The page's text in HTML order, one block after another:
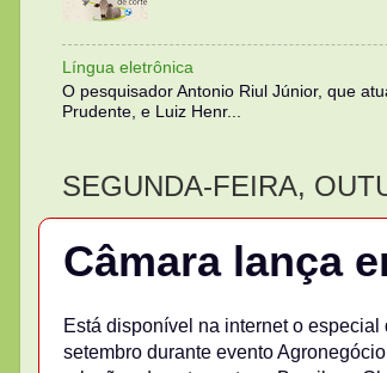
Língua eletrônica
O pesquisador Antonio Riul Júnior, que
Prudente, e Luiz Henr...
SEGUNDA-FEIRA,
Câmara lança
Está disponível na internet o
setembro durante evento